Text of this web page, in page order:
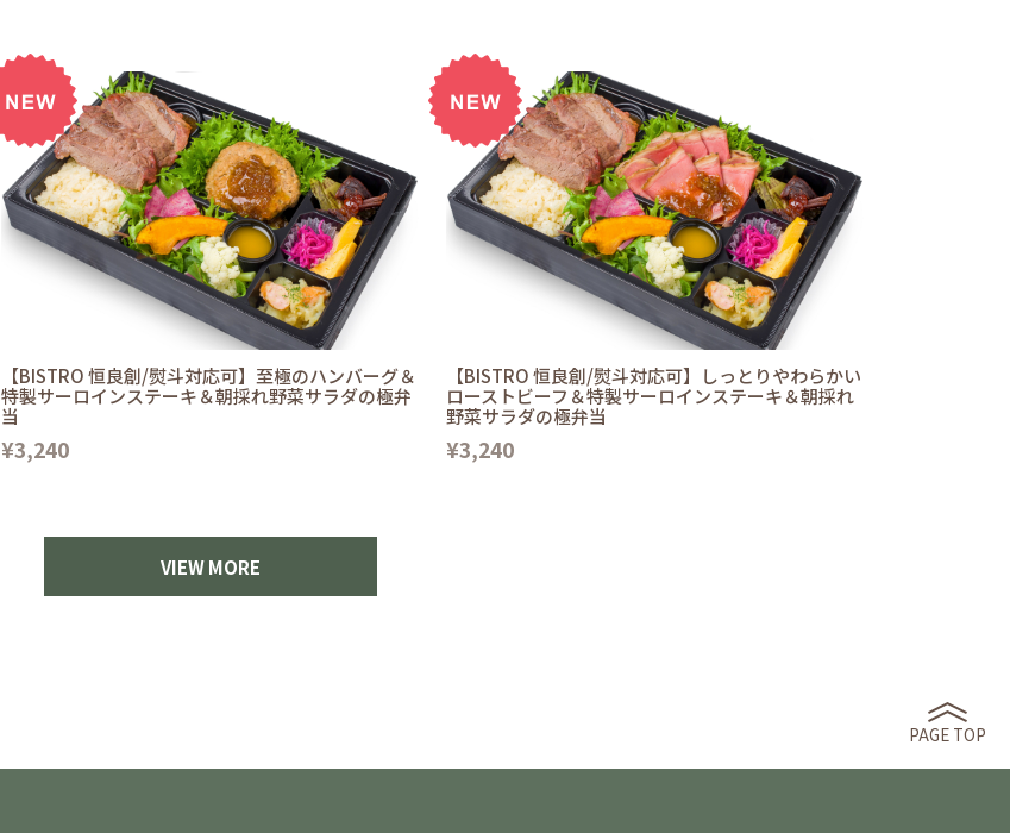
【BISTRO 恒良創/熨斗対応可】至極のハンバーグ＆
特製サーロインステーキ＆朝採れ野菜サラダの極弁
当
¥3,240
【BISTRO 恒良創/熨斗対応可】しっとりやわらかい
ローストビーフ＆特製サーロインステーキ＆朝採れ
野菜サラダの極弁当
¥3,240
VIEW MORE
PAGE TOP